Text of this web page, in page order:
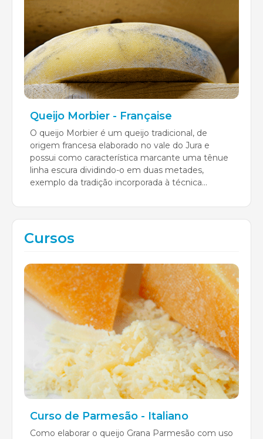
Queijo Morbier - Française
O queijo Morbier é um queijo tradicional, de
origem francesa elaborado no vale do Jura e
possui como característica marcante uma tênue
linha escura dividindo-o em duas metades,
exemplo da tradição incorporada à técnica...
Cursos
Curso de Parmesão - Italiano
Como elaborar o queijo Grana Parmesão com uso